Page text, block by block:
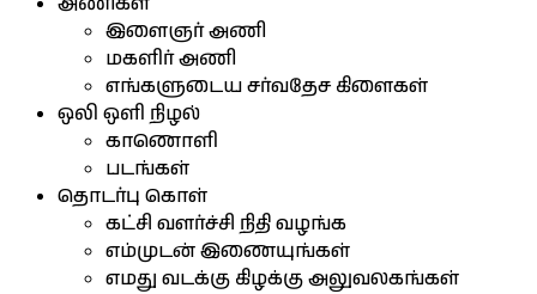
இளைஞர் அணி
மகளிர் அணி
எங்களுடைய சர்வதேச கிளைகள்
ஒலி ஒளி நிழல்
காணொளி
படங்கள்
தொடர்பு கொள்
கட்சி வளர்ச்சி நிதி வழங்க
எம்முடன் இணையுங்கள்
எமது வடக்கு கிழக்கு அலுவலகங்கள்